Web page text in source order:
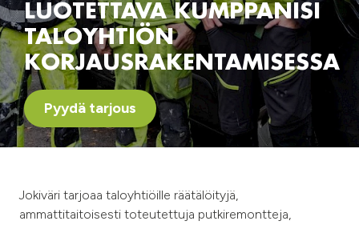
LUOTETTAVA KUMPPANISI
TALOYHTIÖN
KORJAUSRAKENTAMISESSA
Pyydä tarjous
Jokiväri tarjoaa taloyhtiöille räätälöityjä,
ammattitaitoisesti toteutettuja putkiremontteja,